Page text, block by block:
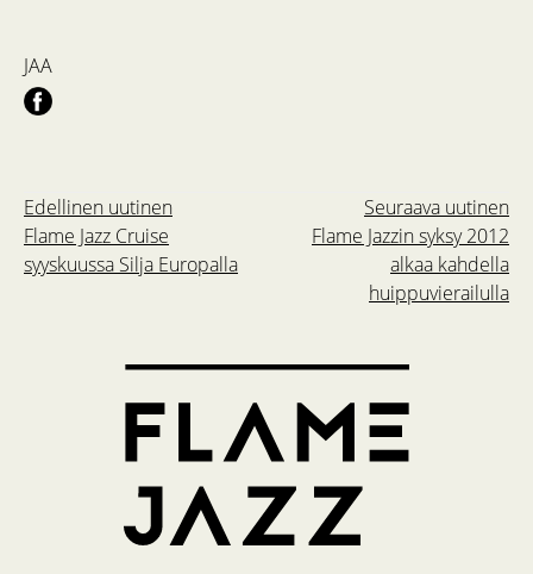
JAA
Seuraava uutinen
Flame Jazzin syksy 2012
alkaa kahdella
huippuvierailulla
Edellinen uutinen
Flame Jazz Cruise
syyskuussa Silja Europalla